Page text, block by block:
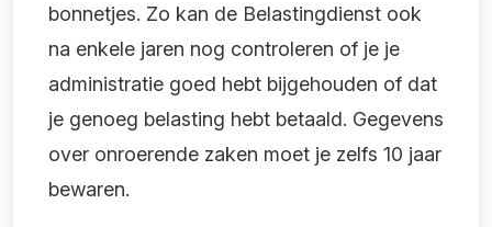
bonnetjes. Zo kan de Belastingdienst ook
na enkele jaren nog controleren of je je
administratie goed hebt bijgehouden of dat
je genoeg belasting hebt betaald. Gegevens
over onroerende zaken moet je zelfs 10 jaar
bewaren.